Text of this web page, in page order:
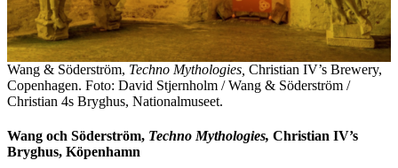
Wang & Söderström, Techno Mythologies, Christian IV’s Brewery,
Copenhagen. Foto: David Stjernholm / Wang & Söderström /
Christian 4s Bryghus, Nationalmuseet.
Wang och Söderström, Techno Mythologies, Christian IV’s
Bryghus, Köpenhamn